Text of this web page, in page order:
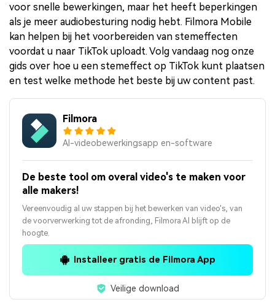
voor snelle bewerkingen, maar het heeft beperkingen
als je meer audiobesturing nodig hebt. Filmora Mobile
kan helpen bij het voorbereiden van stemeffecten
voordat u naar TikTok uploadt. Volg vandaag nog onze
gids over hoe u een stemeffect op TikTok kunt plaatsen
en test welke methode het beste bij uw content past.
Filmora
AI-videobewerkingsapp en-software
De beste tool om overal video's te maken voor
alle makers!
Vereenvoudig al uw stappen bij het bewerken van video's, van
de voorverwerking tot de afronding, Filmora AI blijft op de
hoogte.
Installeer gratis de Filmora App
Veilige download